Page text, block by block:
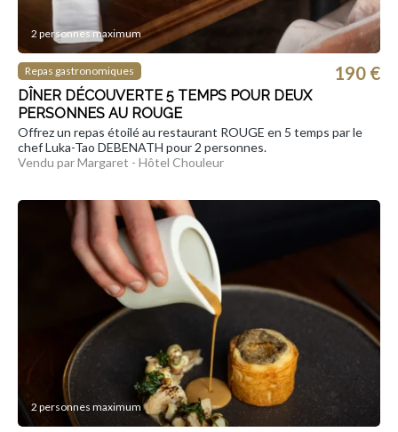
2 personnes maximum
Repas gastronomiques
DÎNER DÉCOUVERTE 5 TEMPS POUR DEUX
PERSONNES AU ROUGE
190 €
Offrez un repas étoilé au restaurant ROUGE en 5 temps par le
chef Luka-Tao DEBENATH pour 2 personnes.
Vendu par Margaret - Hôtel Chouleur
2 personnes maximum